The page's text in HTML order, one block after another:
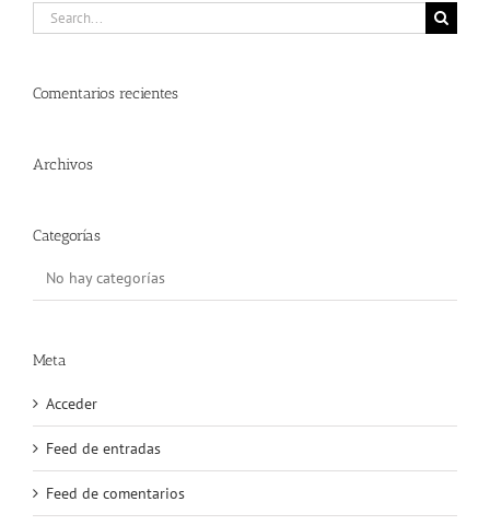
Search
for:
Comentarios recientes
Archivos
Categorías
No hay categorías
Meta
Acceder
Feed de entradas
Feed de comentarios